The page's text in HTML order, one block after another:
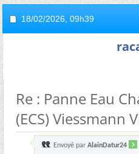
18/02/2026, 09h39
Re : Panne Eau
(ECS) Viessmann
Envoyé par AlainDatur24